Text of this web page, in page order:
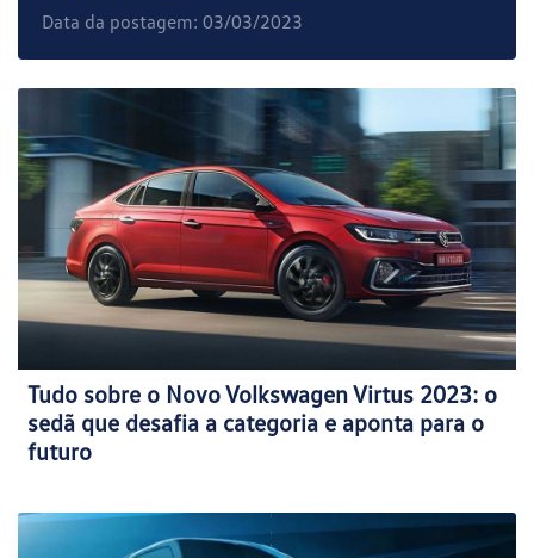
Data da postagem: 03/03/2023
Tudo sobre o Novo Volkswagen Virtus 2023: o
sedã que desafia a categoria e aponta para o
futuro